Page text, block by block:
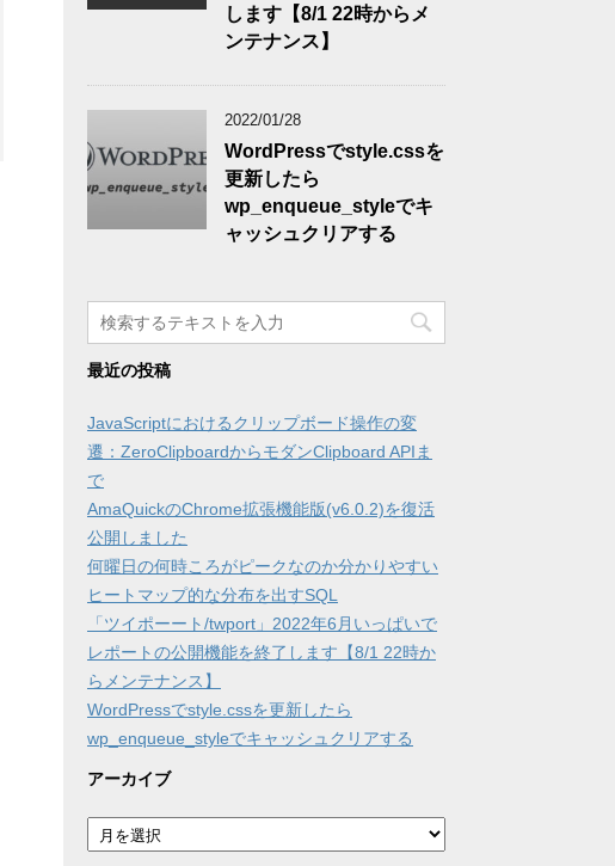
します【8/1 22時からメ
ンテナンス】
2022/01/28
WordPressでstyle.cssを
更新したら
wp_enqueue_styleでキ
ャッシュクリアする
最近の投稿
JavaScriptにおけるクリップボード操作の変
遷：ZeroClipboardからモダンClipboard APIま
で
AmaQuickのChrome拡張機能版(v6.0.2)を復活
公開しました
何曜日の何時ころがピークなのか分かりやすい
ヒートマップ的な分布を出すSQL
「ツイポーート/twport」2022年6月いっぱいで
レポートの公開機能を終了します【8/1 22時か
らメンテナンス】
WordPressでstyle.cssを更新したら
wp_enqueue_styleでキャッシュクリアする
アーカイブ
ア
ー